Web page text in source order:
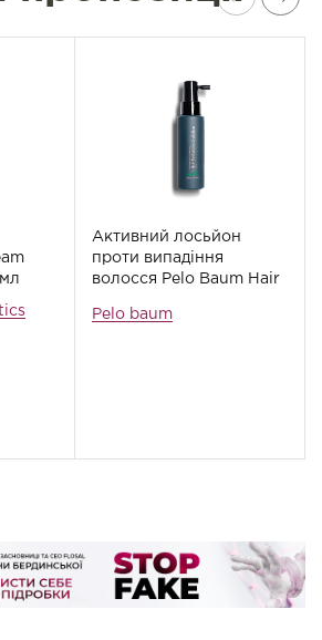
Активний лосьйон
проти випадіння
волосся Pelo Baum Hair
мл
Pelo baum